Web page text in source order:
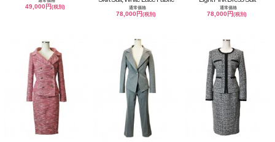
49,000円(税別) 通常価格
78,000円(税別)
通常価格
78,000円(税別)